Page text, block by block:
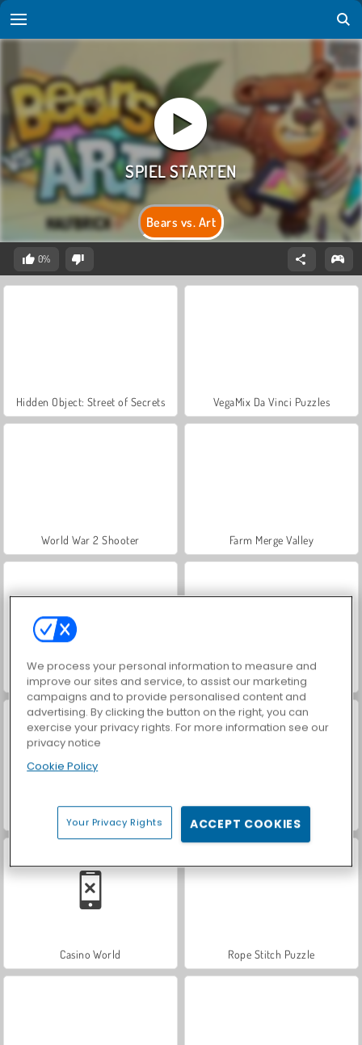
Bears vs. Art
0%
Hidden Object: Street of Secrets VegaMix Da Vinci Puzzles
World War 2 Shooter Farm Merge Valley
ASMR Makeover & Makeup Studio Royal Story
Car Parking City Duel
Casino World Rope Stitch Puzzle
We process your personal information to measure and
improve our sites and service, to assist our marketing
campaigns and to provide personalised content and
advertising. By clicking the button on the right, you can
exercise your privacy rights. For more information see our
privacy notice
Cookie Policy
Your Privacy Rights ACCEPT COOKIES